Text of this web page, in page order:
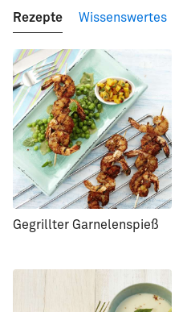
Rezepte Wissenswertes
Gegrillter Garnelenspieß